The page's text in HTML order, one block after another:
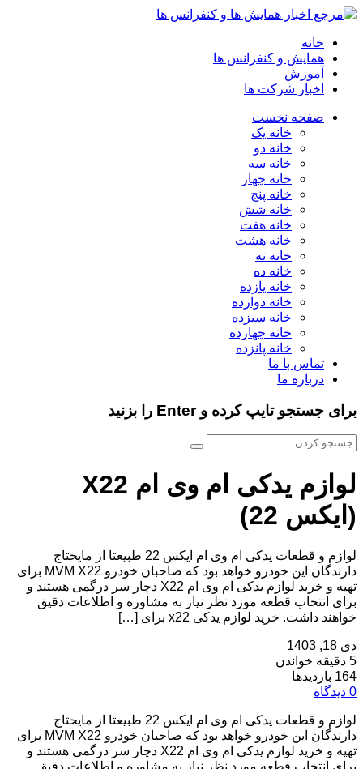
خانه
همایش و کنفرانس ها
آموزش
اخبار شرکت ها
صفحه نخست
خانه یک
خانه دو
خانه سه
خانه چهار
خانه پنج
خانه شش
خانه هفت
خانه هشت
خانه نه
خانه ده
خانه یازده
خانه دوازده
خانه سیزده
خانه چهارده
خانه پانزده
تماس با ما
درباره ما
برای جستجو تایپ کرده و Enter را بزنید
لوازم یدکی ام وی ام X22
(ایکس 22)
لوازم و قطعات یدکی ام وی ام ایکس 22 طبیعتا از مایحتاج
دارندگان این خودرو خواهد بود که صاحبان خودرو MVM X22 برای
تهیه و خرید لوازم یدکی ام وی ام X22 دچار سر درگمی هستند و
برای انتخاب قطعه مورد نظر نیاز به مشاوره و اطلاعات دقیق
خواهند داشت. خرید لوازم یدکی x22 برای […]
دی 18, 1403
5 دقیقه خواندن
164 بازدیدها
0 دیدگاه
لوازم و قطعات یدکی ام وی ام ایکس 22 طبیعتا از مایحتاج
دارندگان این خودرو خواهد بود که صاحبان خودرو MVM X22 برای
تهیه و خرید لوازم یدکی ام وی ام X22 دچار سر درگمی هستند و